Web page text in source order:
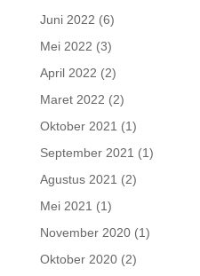
Juni 2022 (6)
Mei 2022 (3)
April 2022 (2)
Maret 2022 (2)
Oktober 2021 (1)
September 2021 (1)
Agustus 2021 (2)
Mei 2021 (1)
November 2020(1)
Oktober 2020(2)